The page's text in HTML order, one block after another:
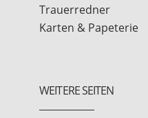
Trauerredner
Karten & Papeterie
WEITERE SEITEN